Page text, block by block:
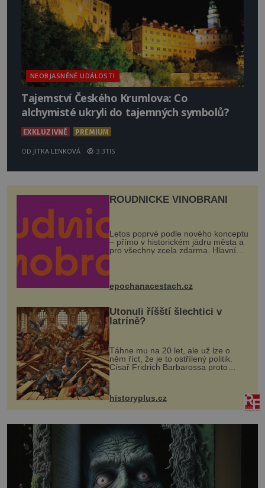
NEOBJASNĚNÉ UDÁLOSTI
Tajemství Českého Krumlova: Co
alchymisté ukryli do tajemných symbolů?
EXKLUZIVNĚ PREMIUM
OD JITKA LENKOVÁ 3.3TIS
ROUDNICKÉ VINOBRANÍ
Letos poprvé podle nového konceptu
– přímo v historickém jádru města a
pro všechny zcela zdarma. Hlavní
program se odehraje na Karlově a
mohou těšit na víno, burčák, pes...
epochanacestach.cz
Utonuli říšští šlechtici v
latríně?
Táhne mu na 20 let, ale už lze o
něm říct, že je to ostřílený politik.
Císař Fridrich Barbarossa proto
posílá svého syna a dědice Jindřicha
VI. do Erfurtu, aby se stal
prostředníkem při řešení sporu m...
historyplus.cz